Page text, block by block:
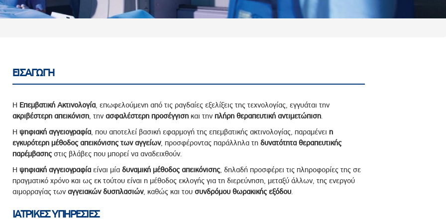
Στελεχών και Συνεργατών
- Υποψηφιοτήτων
Κανονισμός Λειτουργίας
2023
2024
Τρίτων Μερών
και Προαγωγής των Δικαιωμάτων των
ΕΙΣΑΓΩΓΗ
Η Επεμβατική Ακτινολογία, επωφελούμενη από τις ραγδαίες εξελίξεις της τεχνολογίας, εγγυάται την
ακριβέστερη απεικόνιση, την ασφαλέστερη προσέγγισηκαι την πλήρη θεραπευτική αντιμετώπιση.
Η ψηφιακή αγγειογραφία, που αποτελεί βασική εφαρμογή της επεμβατικής ακτινολογίας, παραμένει η
εγκυρότερη μέθοδος απεικόνισης των αγγείων, προσφέροντας παράλληλα τη δυνατότητα θεραπευτικής
παρέμβασηςστις βλάβες που μπορεί να αναδειχθούν.
Η ψηφιακή αγγειογραφίαείναι μία δυναμική μέθοδος απεικόνισης, δηλαδή προσφέρει τις πληροφορίες της σε
πραγματικό χρόνο και ως εκ τούτου είναι η μέθοδος εκλογής για τη διερεύνηση, μεταξύ άλλων, της ενεργού
αιμορραγίας των αγγειακών δυσπλασιών, καθώς και του συνδρόμου θωρακικής εξόδου.
ΙΑΤΡΙΚΕΣ ΥΠΗΡΕΣΙΕΣ